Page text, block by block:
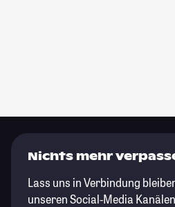
Nichts mehr
Lass uns in Verbindung
unseren Social-Media